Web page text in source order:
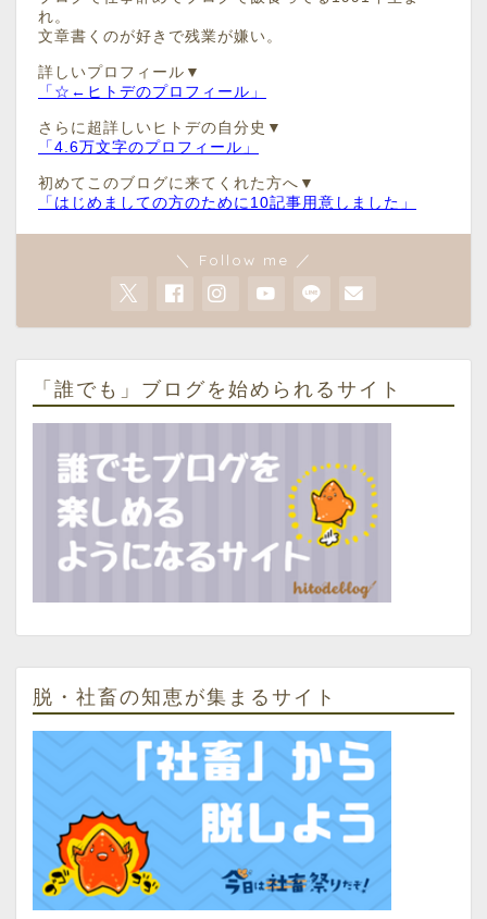
れ。
文章書くのが好きで残業が嫌い。
詳しいプロフィール▼
「☆←ヒトデのプロフィール」
さらに超詳しいヒトデの自分史▼
「4.6万文字のプロフィール」
初めてこのブログに来てくれた方へ▼
「はじめましての方のために10記事用意しました」
＼ Follow me ／
「誰でも」ブログを始められるサイト
脱・社畜の知恵が集まるサイト